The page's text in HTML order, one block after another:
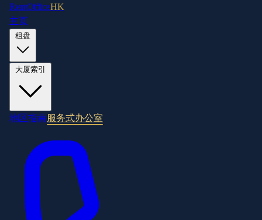
RentOfficeHK
主页
地区指南服务式办公室